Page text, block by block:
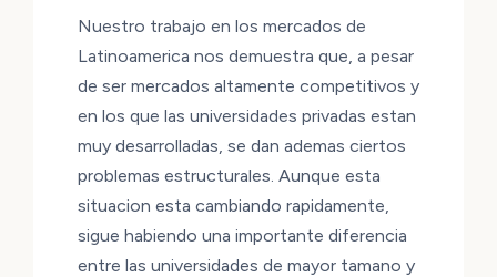
Nuestro trabajo en los mercados de
Latinoamerica nos demuestra que, a pesar
de ser mercados altamente competitivos y
en los que las universidades privadas estan
muy desarrolladas, se dan ademas ciertos
problemas estructurales. Aunque esta
situacion esta cambiando rapidamente,
sigue habiendo una importante diferencia
entre las universidades de mayor tamano y